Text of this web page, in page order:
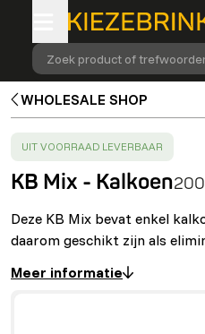
Zoek product of
WHOLESALE SHOP
SUCCESS:
UIT VOORRAAD LEVERBAAR
KB Mix - Kalkoen
Deze KB Mix bevat enkel
daarom geschikt zijn als
Meer informatie